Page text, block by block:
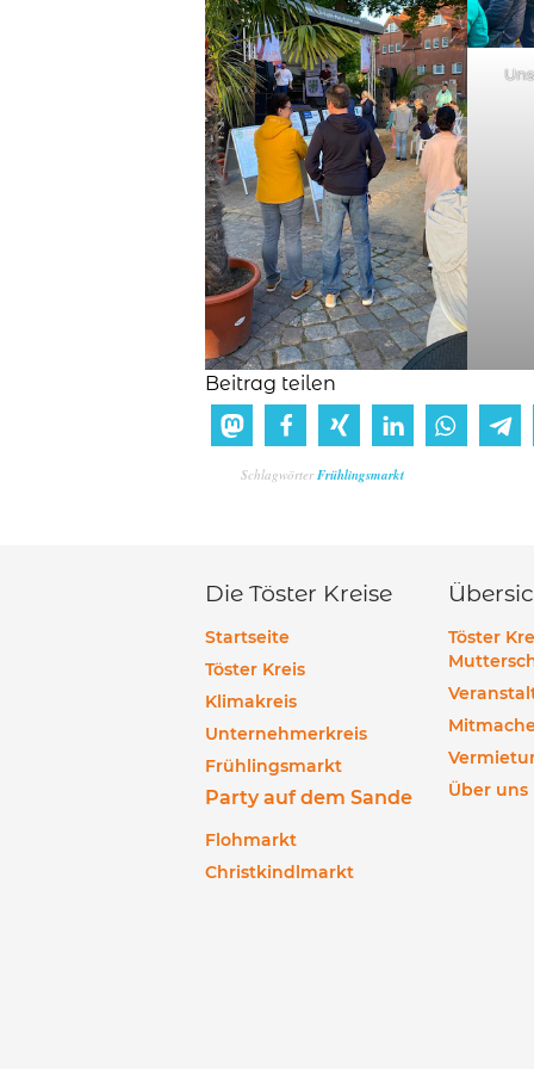
Beitrag teilen
SchlagwörterFrühlingsmarkt
Die Töster Kreise
Startseite
Töster Kreis
Klimakreis
Unternehmerkreis
Frühlingsmarkt
Party auf dem Sande
Flohmarkt
Christkindlmarkt
Töster
Über uns